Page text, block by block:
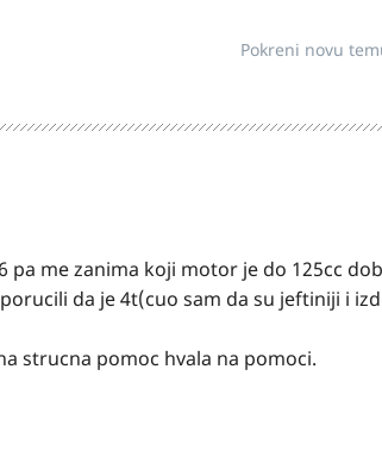
Pokreni novu
pa me zanima koji motor je do 125cc
da je 4t(cuo sam da su jeftiniji i
strucna pomoc hvala na pomoci.